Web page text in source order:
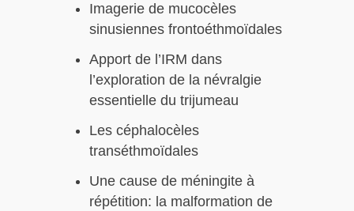
Imagerie de mucocèles
sinusiennes frontoéthmoïdales
Apport de l’IRM dans
l’exploration de la névralgie
essentielle du trijumeau
Les céphalocèles
transéthmoïdales
Une cause de méningite à
répétition: la malformation de